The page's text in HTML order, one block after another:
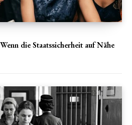
die Staatssicherheit auf Nähe